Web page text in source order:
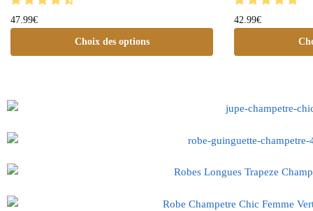
47.99€
Choix des options
42.99€